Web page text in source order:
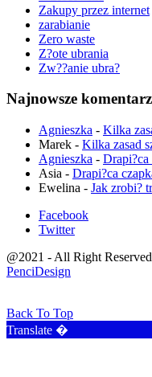
Zakupy przez internet
zarabianie
Zero waste
Z?ote ubrania
Zw??anie ubra?
Najnowsze
Agnieszka - Kilka
Marek - Kilka zasad
Agnieszka - Drapi?ca
Asia - Drapi?ca
Ewelina - Jak zrobi?
Facebook
Twitter
@2021 - All Right
PenciDesign
Back To Top
Translate �